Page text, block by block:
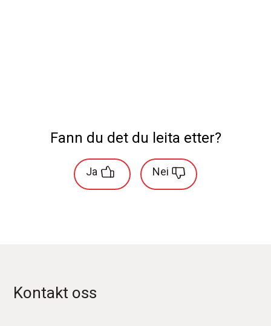
Fann du det du leita etter?
Ja Nei
Kontakt oss